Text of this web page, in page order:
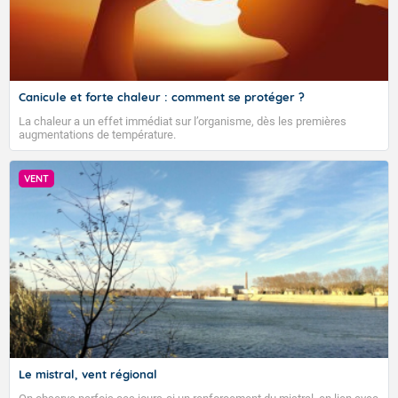
VIGILANCE ROUGE
Accéder au site de Météo-France
Canicule et forte chaleur : comment se protéger ?
La chaleur a un effet immédiat sur l’organisme, dès les premières
augmentations de température.
VENT
Le mistral, vent régional